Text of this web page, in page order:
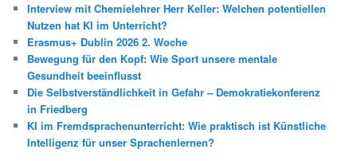
n
Interview mit Chemielehrer Herr Keller: Welchen potentiellen
Nutzen hat KI im Unterricht?
Erasmus+ Dublin 2026 2. Woche
Bewegung für den Kopf: Wie Sport unsere mentale
Gesundheit beeinflusst
Die Selbstverständlichkeit in Gefahr – Demokratiekonferenz
in Friedberg
KI im Fremdsprachenunterricht: Wie praktisch ist Künstliche
Intelligenz für unser Sprachenlernen?